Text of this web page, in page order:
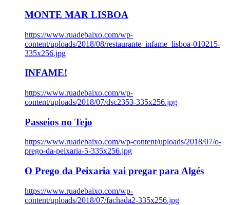
MONTE MAR LISBOA
https://www.ruadebaixo.com/wp-
content/uploads/2018/08/restaurante_infame_lisboa-010215-
335x256.jpg
INFAME!
https://www.ruadebaixo.com/wp-
content/uploads/2018/07/dsc2353-335x256.jpg
Passeios no Tejo
https://www.ruadebaixo.com/wp-content/uploads/2018/07/o-
prego-da-peixaria-5-335x256.jpg
O Prego da Peixaria vai pregar para Algés
https://www.ruadebaixo.com/wp-
content/uploads/2018/07/fachada2-335x256.jpg